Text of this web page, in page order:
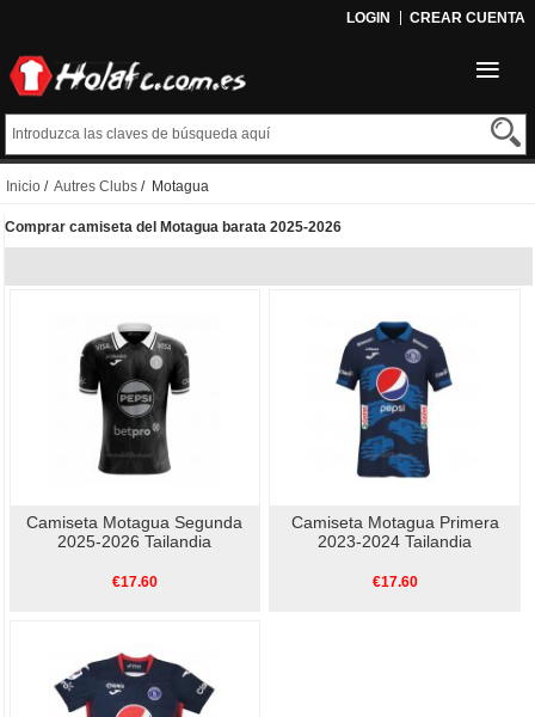
LOGIN CREAR CUENTA
Inicio / Autres Clubs / Motagua
Comprar camiseta del Motagua barata 2025-2026
Camiseta Motagua Segunda
2025-2026 Tailandia
€17.60
Camiseta Motagua Primera
2023-2024 Tailandia
€17.60